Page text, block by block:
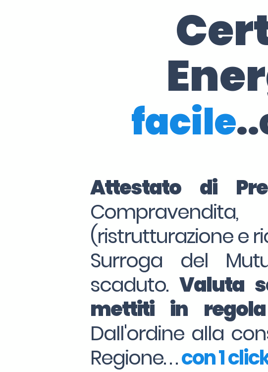
facile
Attestato di
(ristrutturazione e
Surroga del
scaduto.Valuta
mettiti in
Dall'ordine alla
Regione. . .con 1